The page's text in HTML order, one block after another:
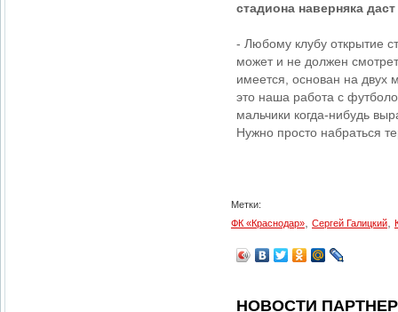
стадиона наверняка
- Любому клубу открытие
может и не должен
имеется, основан на двух
это наша работа с
мальчики когда-нибудь
Нужно просто набраться
Метки:
ФК «Краснодар»
Сергей Галицкий
НОВОСТИ